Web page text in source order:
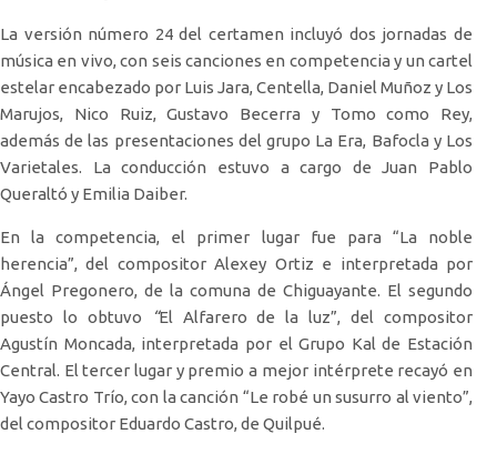
La versión número 24 del certamen incluyó dos jornadas de
música en vivo, con seis canciones en competencia y un cartel
estelar encabezado por Luis Jara, Centella, Daniel Muñoz y Los
Marujos, Nico Ruiz, Gustavo Becerra y Tomo como Rey,
además de las presentaciones del grupo La Era, Bafocla y Los
Varietales. La conducción estuvo a cargo de Juan Pablo
Queraltó y Emilia Daiber.
En la competencia, el primer lugar fue para “La noble
herencia”, del compositor Alexey Ortiz e interpretada por
Ángel Pregonero, de la comuna de Chiguayante. El segundo
puesto lo obtuvo
“El Alfarero de la luz”, del compositor
Agustín Moncada, interpretada por el Grupo Kal de Estación
Central. El tercer lugar y premio a mejor intérprete recayó en
Yayo Castro Trío, con la canción “Le robé un susurro al viento”,
del compositor Eduardo Castro, de Quilpué.